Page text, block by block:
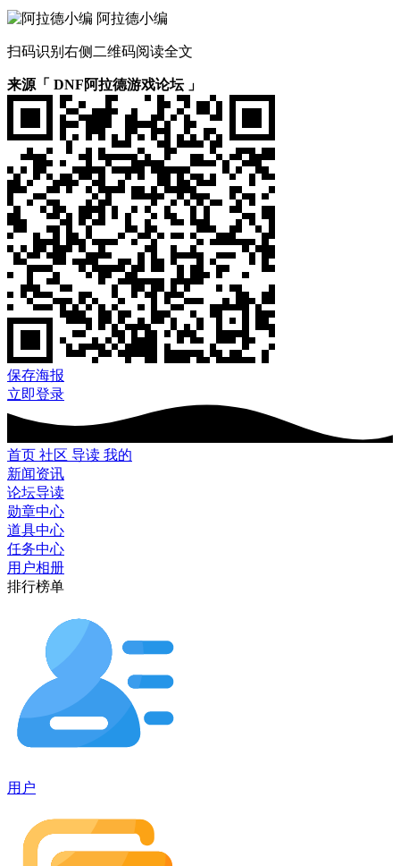
阿拉德小编
扫码识别右侧二维码阅读全文
来源「 DNF阿拉德游戏论坛 」
保存海报
立即登录
首页 社区 导读 我的
新闻资讯
论坛导读
勋章中心
道具中心
任务中心
用户相册
排行榜单
用户